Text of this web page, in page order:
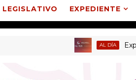
LEGISLATIVO EXPEDIENTE
AL DÍA